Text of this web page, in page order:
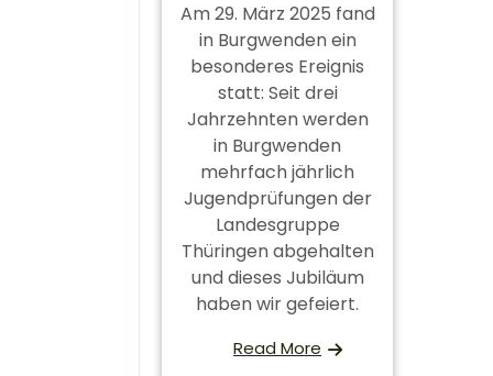
Am 29. März 2025 fand
in Burgwenden ein
besonderes Ereignis
statt: Seit drei
Jahrzehnten werden
in Burgwenden
mehrfach jährlich
Jugendprüfungen der
Landesgruppe
Thüringen abgehalten
und dieses Jubiläum
haben wir gefeiert.
Read More